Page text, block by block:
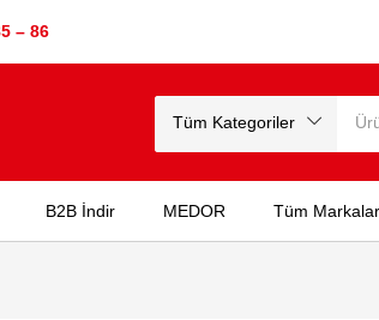
– 86
Tüm Kategoriler
B2B İndir MEDOR Tüm Markalar